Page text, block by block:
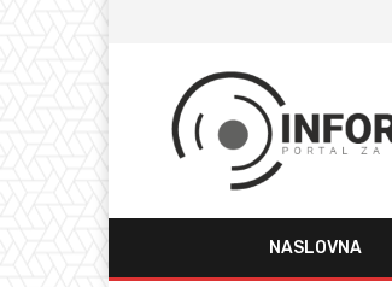
NASLOVNA